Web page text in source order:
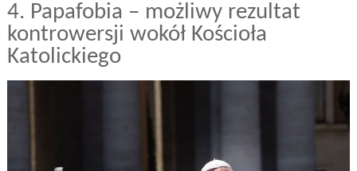
4. Papafobia – możliwy rezultat
kontrowersji wokół Kościoła
Katolickiego